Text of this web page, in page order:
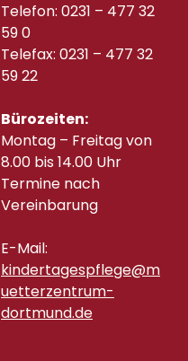
Telefon: 0231 – 477 32
59 0
Telefax: 0231 – 477 32
59 22
Bürozeiten:
Montag – Freitag von
8.00 bis 14.00 Uhr
Termine nach
Vereinbarung
E-Mail:
kindertagespflege@m
uetterzentrum-
dortmund.de